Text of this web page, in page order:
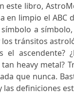
este libro,
en limpio el ABC
a
tránsitos
el
heavy metal?
que nunca.
las definiciones